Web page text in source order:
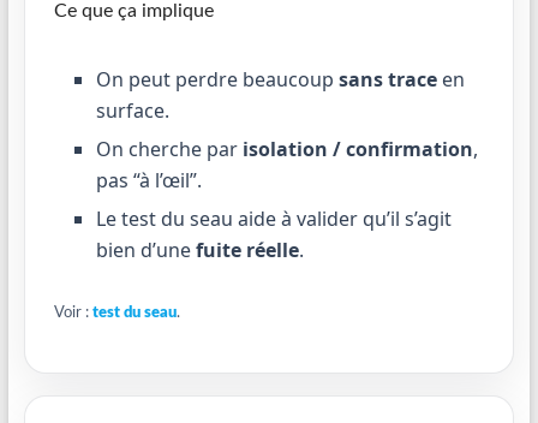
Ce que ça implique
On peut perdre beaucoup sans traceen
surface.
On cherche par isolation / confirmation,
pas “à l’œil”.
Le test du seau aide à valider qu’il s’agit
bien d’unefuite réelle.
Voir : test du seau.